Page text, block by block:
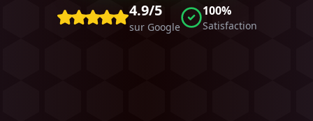
4.9/5
sur Google
100%
Satisfaction